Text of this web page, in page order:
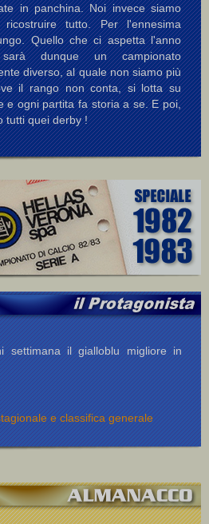
in panchina. Noi invece siamo
tutto. Per l'ennesima
Quello che ci aspetta l'anno
sarà dunque un campionato
diverso, al quale non siamo più
il rango non conta, si lotta su
e ogni partita fa storia a se. E poi,
tutti quei derby !
settimana il gialloblu migliore in
e classifica generale